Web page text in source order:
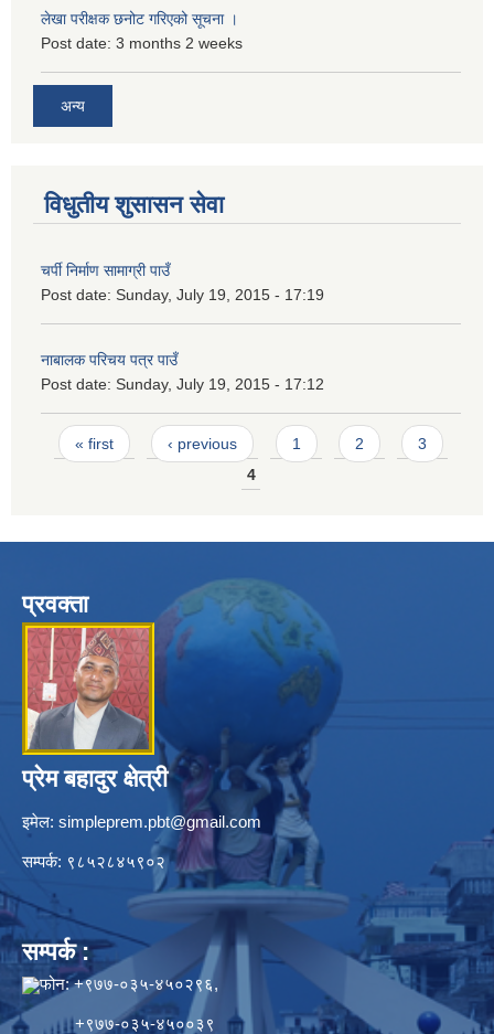
लेखा परीक्षक छनोट गरिएको सूचना ।
Post date: 3 months 2 weeks
अन्य
विधुतीय शुसासन सेवा
चर्पी निर्माण सामाग्री पाउँ
Post date: Sunday, July 19, 2015 - 17:19
नाबालक परिचय पत्र पाउँ
Post date: Sunday, July 19, 2015 - 17:12
Pages
« first ‹ previous 1 2
3
4
प्रवक्ता
प्रेम बहादुर क्षेत्री
इमेल: simpleprem.pbt@gmail.com
सम्पर्क: ९८५२८४५९०२
सम्पर्क :
फोन: +९७७-०३५-४५०२९६,
+९७७-०३५-४५००३९